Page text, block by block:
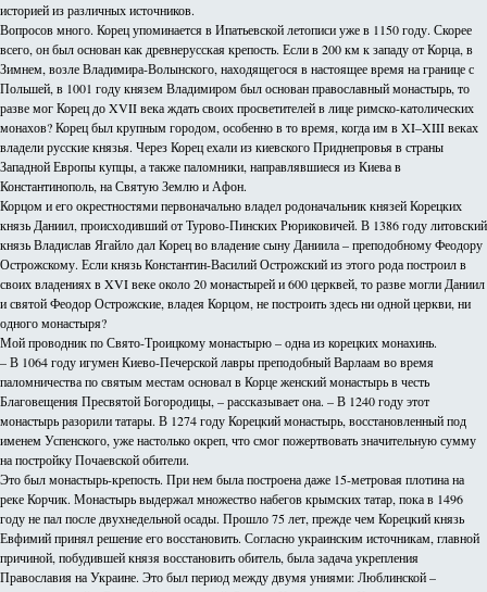
историей из различных источников.
Вопросов много. Корец упоминается в Ипатьевской летописи уже в 1150 году. Скорее
всего, он был основан как древнерусская крепость. Если в 200 км к западу от Корца, в
Зимнем, возле Владимира-Волынского, находящегося в настоящее время на границе с
Польшей, в 1001 году князем Владимиром был основан православный монастырь, то
разве мог Корец до XVII века ждать своих просветителей в лице римско-католических
монахов? Корец был крупным городом, особенно в то время, когда им в XI–XIII веках
владели русские князья. Через Корец ехали из киевского Приднепровья в страны
Западной Европы купцы, а также паломники, направлявшиеся из Киева в
Константинополь, на Святую Землю и Афон.
Корцом и его окрестностями первоначально владел родоначальник князей Корецких
князь Даниил, происходивший от Турово-Пинских Рюриковичей. В 1386 году литовский
князь Владислав Ягайло дал Корец во владение сыну Даниила – преподобному Феодору
Острожскому. Если князь Константин-Василий Острожский из этого рода построил в
своих владениях в XVI веке около 20 монастырей и 600 церквей, то разве могли Даниил
и святой Феодор Острожские, владея Корцом, не построить здесь ни одной церкви, ни
одного монастыря?
Мой проводник по Свято-Троицкому монастырю – одна из корецких монахинь.
– В 1064 году игумен Киево-Печерской лавры преподобный Варлаам во время
паломничества по святым местам основал в Корце женский монастырь в честь
Благовещения Пресвятой Богородицы, – рассказывает она. – В 1240 году этот
монастырь разорили татары. В 1274 году Корецкий монастырь, восстановленный под
именем Успенского, уже настолько окреп, что смог пожертвовать значительную сумму
на постройку Почаевской обители.
Это был монастырь-крепость. При нем была построена даже 15-метровая плотина на
реке Корчик. Монастырь выдержал множество набегов крымских татар, пока в 1496
году не пал после двухнедельной осады. Прошло 75 лет, прежде чем Корецкий князь
Евфимий принял решение его восстановить. Согласно украинским источникам, главной
причиной, побудившей князя восстановить обитель, была задача укрепления
Православия на Украине. Это был период между двумя униями: Люблинской –